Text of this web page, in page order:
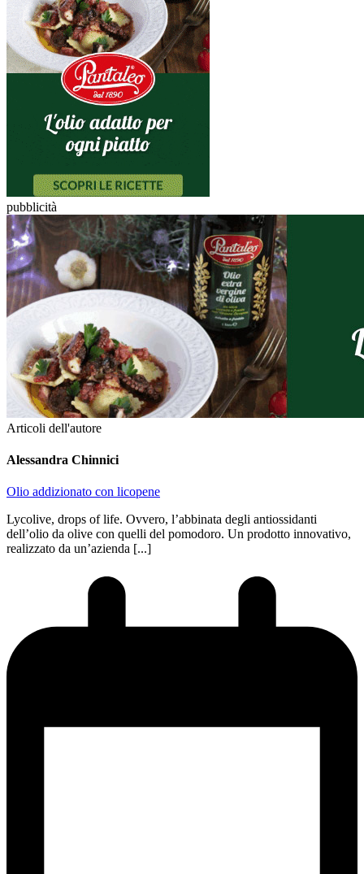
pubblicità
Articoli dell'autore
Alessandra Chinnici
Olio addizionato con licopene
Lycolive, drops of life. Ovvero, l’abbinata degli antiossidanti
dell’olio da olive con quelli del pomodoro. Un prodotto innovativo,
realizzato da un’azienda [...]